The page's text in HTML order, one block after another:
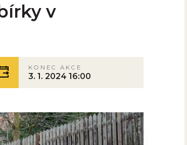
v
KONEC AKCE
3. 1. 2024 16:00